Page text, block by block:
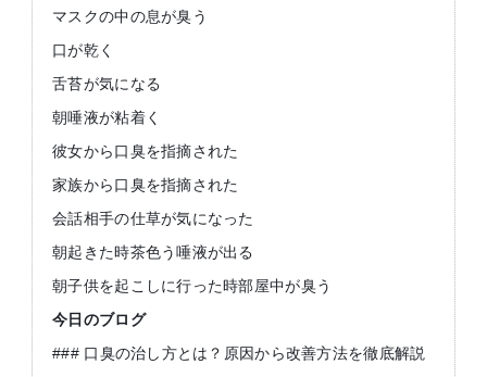
マスクの中の息が臭う
口が乾く
舌苔が気になる
朝唾液が粘着く
彼女から口臭を指摘された
家族から口臭を指摘された
会話相手の仕草が気になった
朝起きた時茶色う唾液が出る
朝子供を起こしに行った時部屋中が臭う
今日のブログ
### 口臭の治し方とは？原因から改善方法を徹底解説